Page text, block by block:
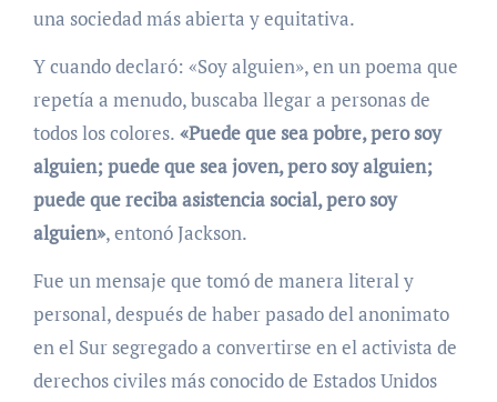
una sociedad más abierta y equitativa.
Y cuando declaró: «Soy alguien», en un poema que
repetía a menudo, buscaba llegar a personas de
todos los colores. «Puede que sea pobre, pero soy
alguien; puede que sea joven, pero soy alguien;
puede que reciba asistencia social, pero soy
alguien», entonó Jackson.
Fue un mensaje que tomó de manera literal y
personal, después de haber pasado del anonimato
en el Sur segregado a convertirse en el activista de
derechos civiles más conocido de Estados Unidos